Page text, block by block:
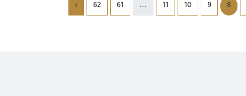
8
9
10
11
...
61
62
›